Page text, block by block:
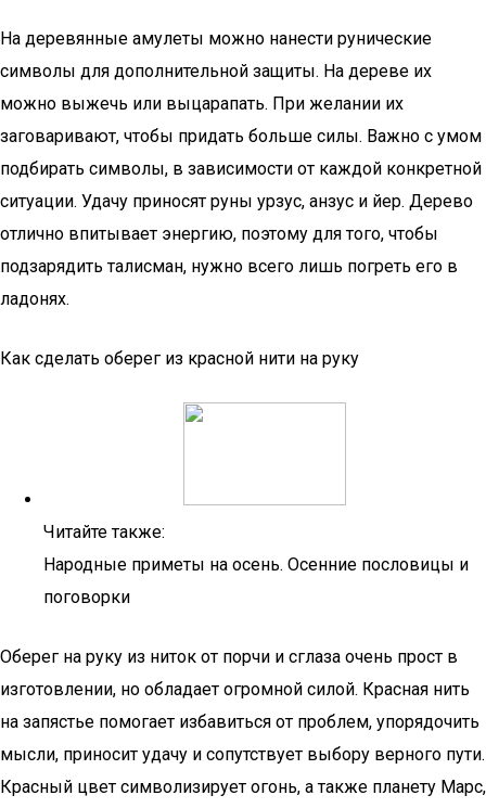
На деревянные амулеты можно нанести рунические
символы для дополнительной защиты. На дереве их
можно выжечь или выцарапать. При желании их
заговаривают, чтобы придать больше силы. Важно с умом
подбирать символы, в зависимости от каждой конкретной
ситуации. Удачу приносят руны урзус, анзус и йер. Дерево
отлично впитывает энергию, поэтому для того, чтобы
подзарядить талисман, нужно всего лишь погреть его в
ладонях.
Как сделать оберег из красной нити на руку
Читайте также:
Народные приметы на осень. Осенние пословицы и
поговорки
Оберег на руку из ниток от порчи и сглаза очень прост в
изготовлении, но обладает огромной силой. Красная нить
на запястье помогает избавиться от проблем, упорядочить
мысли, приносит удачу и сопутствует выбору верного пути.
Красный цвет символизирует огонь, а также планету Марс,